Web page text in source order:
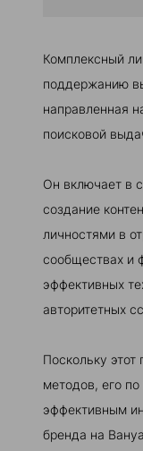
Комплексный
поддержанию
направленная
поисковой
Он включает в
создание
личностями в
сообществах и
эффективных
авторитетных
Поскольку этот
методов, его
эффективным
бренда на